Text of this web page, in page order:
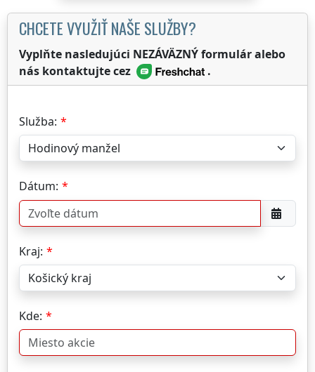
CHCETE VYUŽIŤ NAŠE SLUŽBY?
Vyplňte nasledujúci NEZÁVÄZNÝ formulár alebo
nás kontaktujte cez
.
Služba:
Dátum:
Kraj:
Kde: